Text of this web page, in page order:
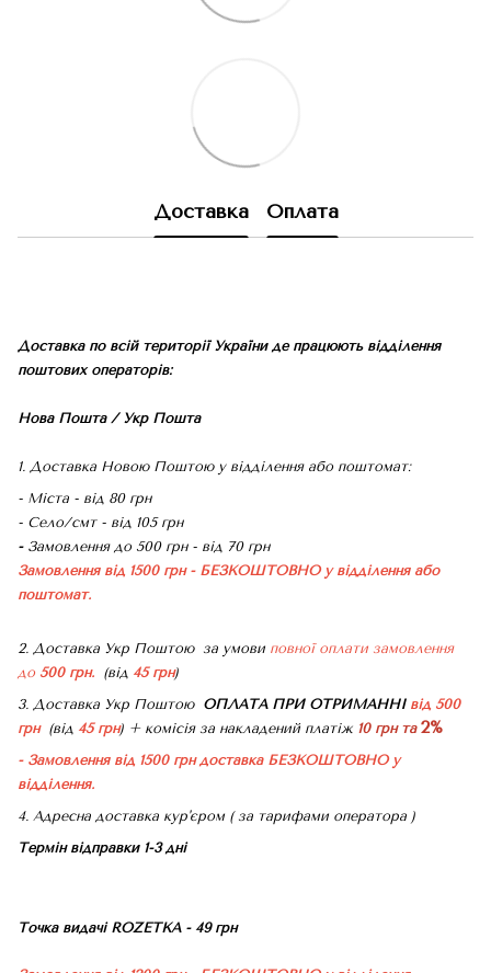
Доставка Оплата
Доставка по всій території України де працюють відділення
поштових операторів:
Нова Пошта / Укр Пошта
1. Доставка Новою Поштою у відділення або поштомат:
- Міста - від 80 грн
- Село/смт - від 105 грн
-Замовлення до 500 грн - від 70 грн
Замовлення від 1500 грн - БЕЗКОШТОВНО у відділення або
поштомат.
2. Доставка Укр Поштою за умови повної оплати замовлення
до 500 грн. (від 45 грн)
3. Доставка Укр ПоштоюОПЛАТА ПРИ ОТРИМАННІ від 500
грн (від 45 грн) + комісія за накладений платіж 10 грн та 2%
- Замовлення від 1500 грн доставка БЕЗКОШТОВНО у
відділення.
4. Адресна доставка кур'єром ( за тарифами оператора )
Термін відправки 1-3 дні
Точка видачі ROZETKA - 49 грн